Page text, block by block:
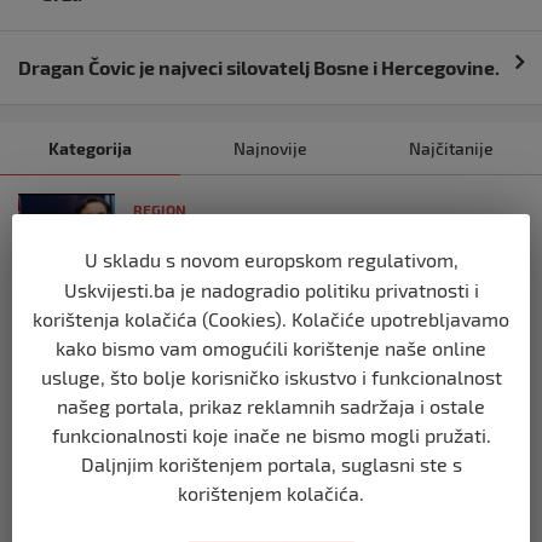
Dragan Čovic je najveci silovatelj Bosne i Hercegovine.
Kategorija Najnovije Najčitanije
REGION
referenduma
prije 10 mjeseci
REGION
Mira se dvadeseti put cijepila protiv
gripe: ‘Zato da ne budem bolesna’
prije 10 mjeseci
REGION
U skladu s novom europskom regulativom,
Uskvijesti.ba je nadogradio politiku privatnosti i
korištenja kolačića (Cookies). Kolačiće upotrebljavamo
kako bismo vam omogućili korištenje naše online
usluge, što bolje korisničko iskustvo i funkcionalnost
našeg portala, prikaz reklamnih sadržaja i ostale
funkcionalnosti koje inače ne bismo mogli pružati.
Daljnjim korištenjem portala, suglasni ste s
korištenjem kolačića.